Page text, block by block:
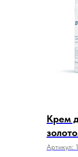
Крем
Артикул: